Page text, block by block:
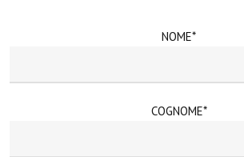
NOME*
COGNOME*